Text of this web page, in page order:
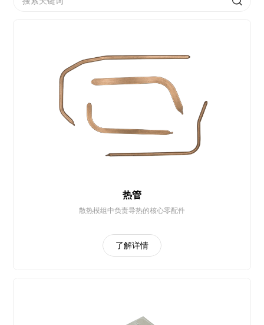
热管
散热模组中负责导热的核心零配件
了解详情